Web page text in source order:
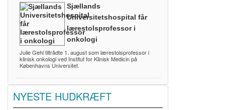
Sjællands
Universitetshospital får
lærestolsprofessor i
onkologi
Julie Gehl tiltrådte 1. august som lærestolsprofessor i
klinisk onkologi ved Institut for Klinisk Medicin på
Københavns Universitet.
NYESTE HUDKRÆFT